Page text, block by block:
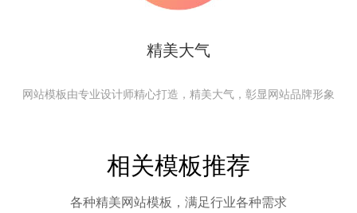
精美大气
网站模板由专业设计师精心打造，精美大气，彰显网站品牌形象
相关模板推荐
各种精美网站模板，满足行业各种需求